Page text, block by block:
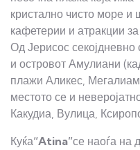
кристално чисто море и
кафетерии и атракции
Од Јерисос
и островот Амулиани
плажи Аликес,
местото се и
Какудиа, Вулица,
Куќа“Atina”се наоѓа на